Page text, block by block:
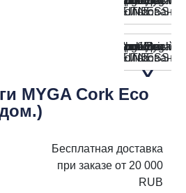
MYGA Cork Eco
Бесплатная доставка
при заказе от 20 000
RUB